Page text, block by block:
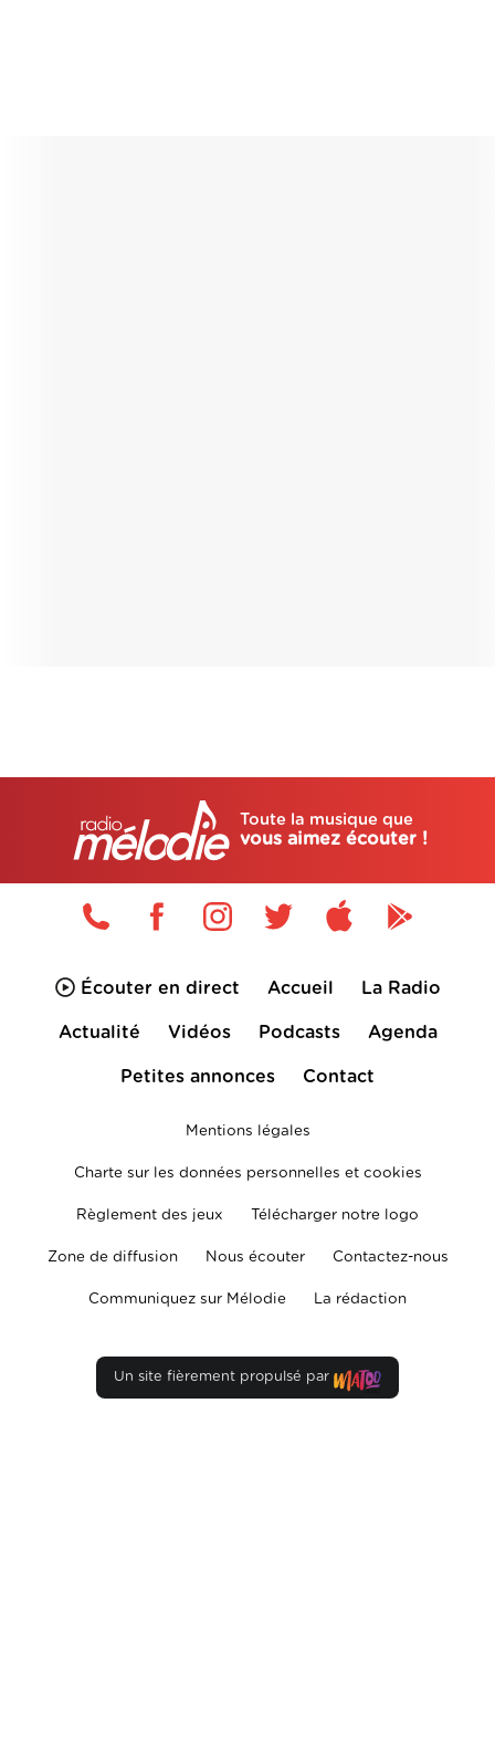
Toute la musique que
vous aimez écouter !
Écouter en direct Accueil La Radio
Actualité Vidéos Podcasts Agenda
Petites annonces Contact
Mentions légales
Charte sur les données personnelles et cookies
Règlement des jeux Télécharger notre logo
Zone de diffusion Nous écouter Contactez-nous
Communiquez sur Mélodie La rédaction
Un site fièrement propulsé par